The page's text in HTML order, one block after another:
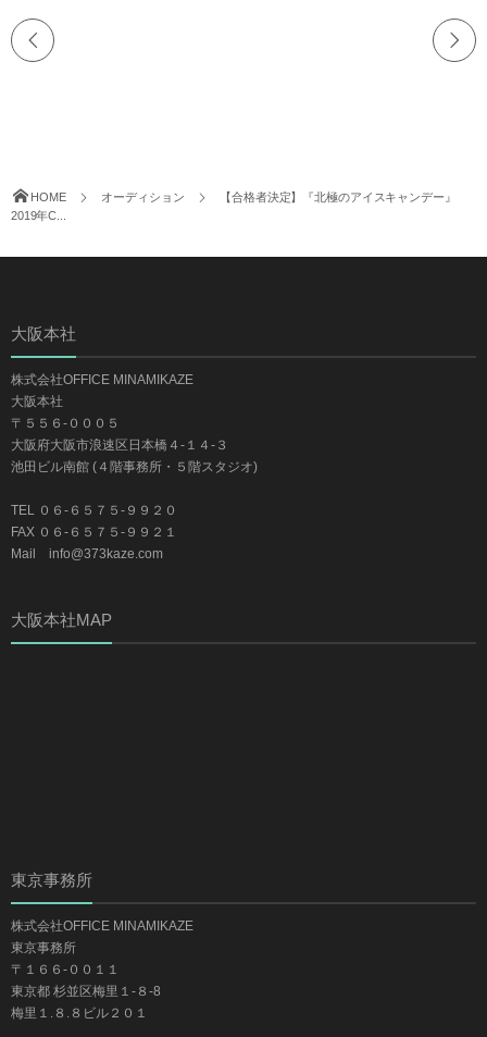
HOME オーディション
【合格者決定】『北極のアイスキャンデー』
2019年C...
大阪本社
株式会社OFFICE MINAMIKAZE
大阪本社
〒５５６-０００５
大阪府大阪市浪速区日本橋４-１４-３
池田ビル南館 (４階事務所・５階スタジオ)
TEL ０６-６５７５-９９２０
FAX ０６-６５７５-９９２１
Mail info@373kaze.com
大阪本社MAP
東京事務所
株式会社OFFICE MINAMIKAZE
東京事務所
〒１６６-００１１
東京都 杉並区梅里１-８-8
梅里１.８.８ビル２０１